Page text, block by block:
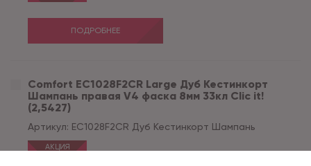
ПОДРОБНЕЕ
Comfort EC1028F2CR Large Дуб Кестинкорт
Шампань правая V4 фаска 8мм 33кл Clic it!
(2,5427)
Артикул: EC1028F2CR Дуб Кестинкорт Шампань
АКЦИЯ